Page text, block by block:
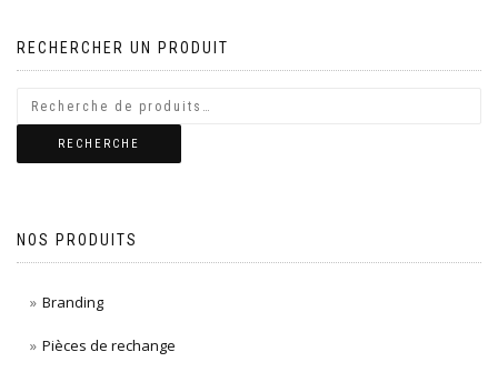
l’article
RECHERCHER UN PRODUIT
RECHERCHE
NOS PRODUITS
Branding
Pièces de rechange